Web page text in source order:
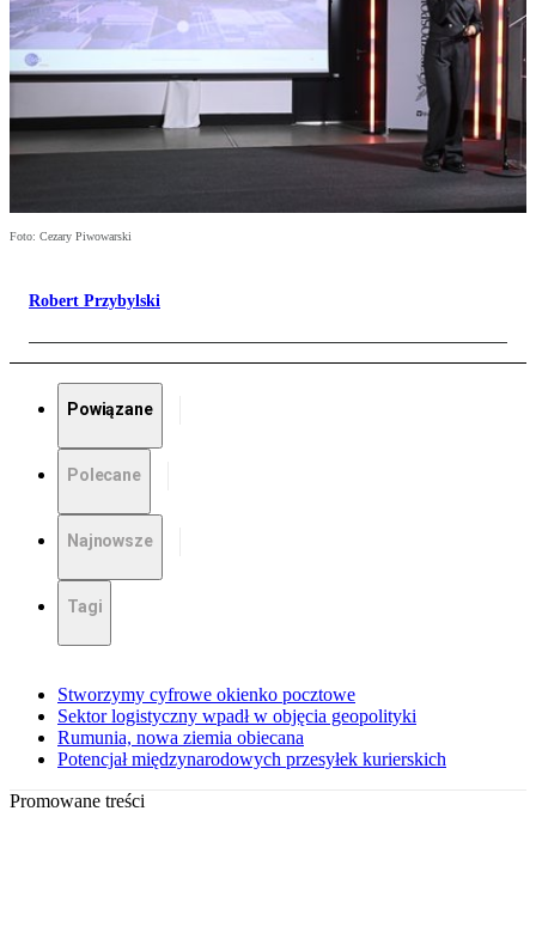
Foto: Cezary Piwowarski
Robert Przybylski
Powiązane
Polecane
Najnowsze
Tagi
Stworzymy cyfrowe okienko pocztowe
Sektor logistyczny wpadł w objęcia geopolityki
Rumunia, nowa ziemia obiecana
Potencjał międzynarodowych przesyłek kurierskich
Promowane treści